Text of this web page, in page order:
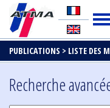
PUBLICATIONS > LISTE DES
Recherche